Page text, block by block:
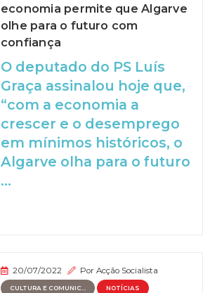
economia permite que Algarve
olhe para o futuro com
confiança
O deputado do PS Luís
Graça assinalou hoje que,
“com a economia a
crescer e o desemprego
em mínimos históricos, o
Algarve olha para o futuro
...
20/07/2022 PorAcção Socialista
CULTURA E COMUNIC... NOTÍCIAS